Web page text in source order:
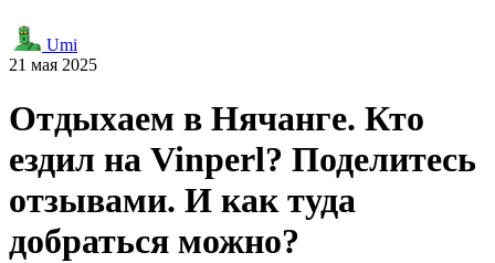
Umi
21 мая 2025
Отдыхаем в Нячанге. Кто
ездил на Vinperl? Поделитесь
отзывами. И как туда
добраться можно?